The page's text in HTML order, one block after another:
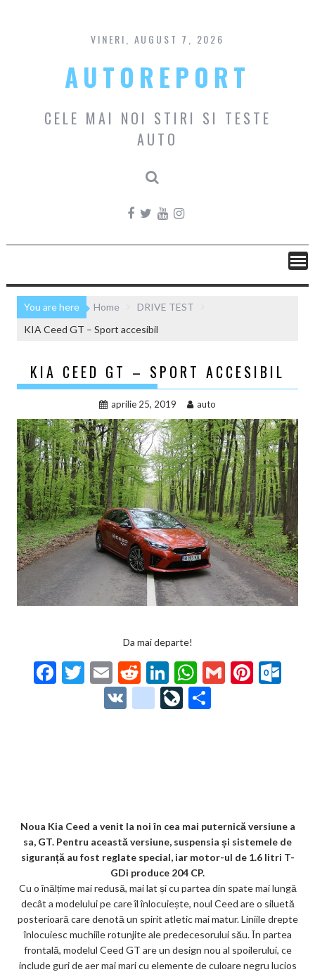
content
VINERI, AUGUST 7, 2026
AUTOREPORT
CELE MAI NOI STIRI SI TESTE
AUTO
You are here Home
DRIVE TEST
KIA Ceed GT – Sport accesibil
KIA CEED GT – SPORT ACCESIBIL
aprilie 25, 2019 auto
Da mai departe!
F T
w
itt
E
m
ai
R
e
d
Li
n
ke
W
h
at
G Pi
V
g
o
o
k
m
ar
ks
Li
Noua Kia Ceed a venit la noi în cea mai puternică versiune a
sa, GT. Pentru această versiune, suspensia și sistemele de
siguranță au fost reglate special, iar motor-ul de 1.6 litri T-
GDi produce 204 CP.
Cu o înălțime mai redusă, mai lat și cu partea din spate mai lungă
decât a modelului pe care îl înlocuiește, noul Ceed are o siluetă
posterioară care denotă un spirit atletic mai matur. Liniile drepte
înlocuiesc muchiile rotunjite ale predecesorului său. În partea
frontală, modelul Ceed GT are un design nou al spoilerului, ce
include guri de aer mai mari cu elemente de culoare negru lucios